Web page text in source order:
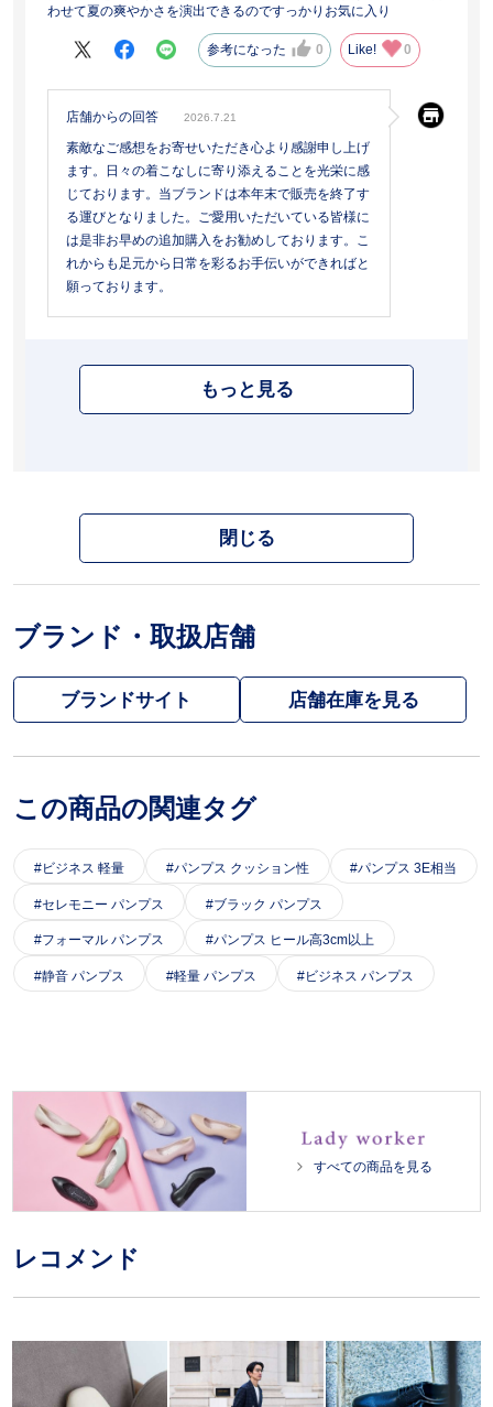
わせて夏の爽やかさを演出できるのですっかりお気に入り
参考になった 0 Like! 0
店舗からの回答 2026.7.21
素敵なご感想をお寄せいただき心より感謝申し上げ
ます。日々の着こなしに寄り添えることを光栄に感
じております。当ブランドは本年末で販売を終了す
る運びとなりました。ご愛用いただいている皆様に
は是非お早めの追加購入をお勧めしております。こ
れからも足元から日常を彩るお手伝いができればと
願っております。
もっと見る
閉じる
ブランド・取扱店舗
ブランドサイト
この商品の関連タグ
ビジネス 軽量 パンプス クッション性 パンプス 3E相当
セレモニー パンプス ブラック パンプス
フォーマル パンプス パンプス ヒール高3cm以上
静音 パンプス 軽量 パンプス ビジネス パンプス
すべての商品を見る
レコメンド